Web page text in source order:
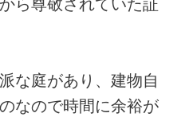
ら尊敬されていた証
な庭があり、建物自
なので時間に余裕が